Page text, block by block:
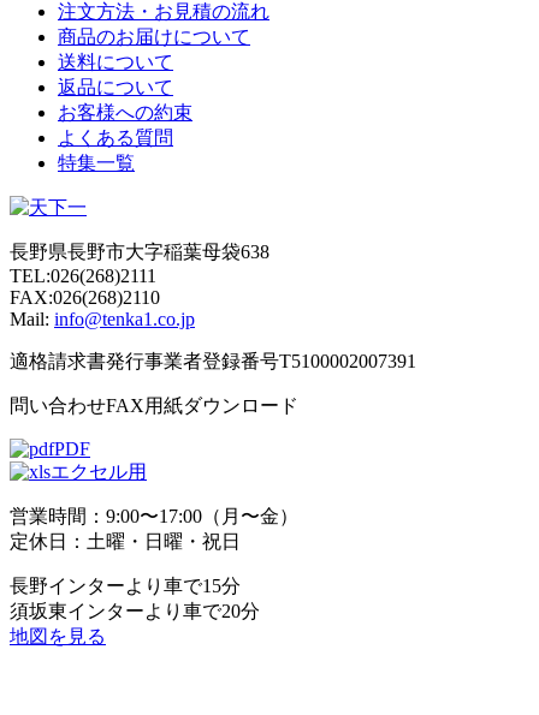
注文方法・お見積の流れ
商品のお届けについて
送料について
返品について
お客様への約束
よくある質問
特集一覧
長野県長野市大字稲葉母袋638
TEL:026(268)2111
FAX:026(268)2110
Mail: info@tenka1.co.jp
適格請求書発行事業者登録番号T5100002007391
問い合わせFAX用紙ダウンロード
PDF
エクセル用
営業時間：9:00〜17:00（月〜金）
定休日：土曜・日曜・祝日
長野インターより車で15分
須坂東インターより車で20分
地図を見る